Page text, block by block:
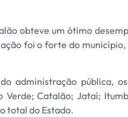
obteve um ótimo
foi o forte do
administração pública,
Catalão; Jataí;
total do Estado.